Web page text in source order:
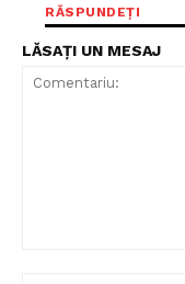
Contact
RĂSPUNDEȚI
LĂSAȚI UN MESAJ